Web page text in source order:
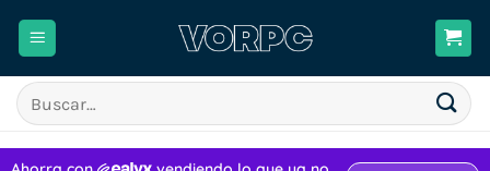
Buscar
por: